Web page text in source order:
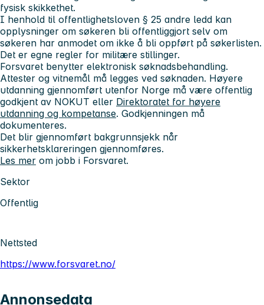
fysisk skikkethet.
I henhold til offentlighetsloven § 25 andre ledd kan
opplysninger om søkeren bli offentliggjort selv om
søkeren har anmodet om ikke å bli oppført på søkerlisten.
Det er egne regler for militære stillinger.
Forsvaret benytter elektronisk søknadsbehandling.
Attester og vitnemål må legges ved søknaden. Høyere
utdanning gjennomført utenfor Norge må være offentlig
godkjent av NOKUT eller Direktoratet for høyere
utdanning og kompetanse. Godkjenningen må
dokumenteres.
Det blir gjennomført bakgrunnsjekk når
sikkerhetsklareringen gjennomføres.
Les mer om jobb i Forsvaret.
Sektor
Offentlig
Nettsted
https://www.forsvaret.no/
Annonsedata